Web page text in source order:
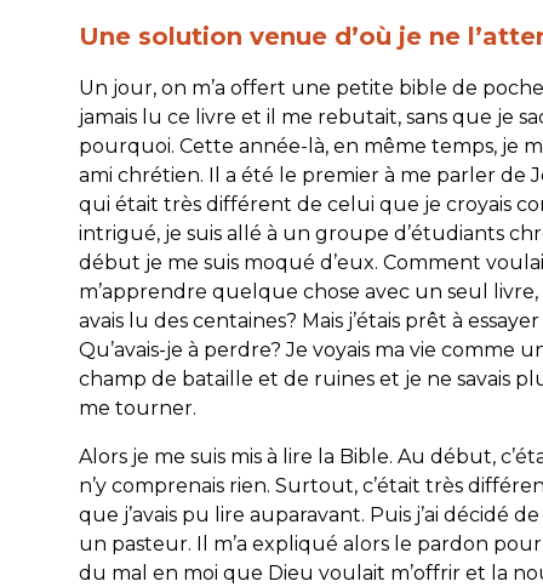
Une solution venue d’où je ne
Un jour, on m’a offert une petite bible de poche.
jamais lu ce livre et il me rebutait, sans que je
pourquoi. Cette année-là, en même temps, je
ami chrétien. Il a été le premier à me parler de
qui était très différent de celui que je croyais
intrigué, je suis allé à un groupe d’étudiants
début je me suis moqué d’eux. Comment
m’apprendre quelque chose avec un seul livre,
avais lu des centaines? Mais j’étais prêt à
Qu’avais-je à perdre? Je voyais ma vie comme
champ de bataille et de ruines et je ne savais
me tourner.
Alors je me suis mis à lire la Bible. Au début,
n’y comprenais rien. Surtout, c’était très
que j’avais pu lire auparavant. Puis j’ai décidé
un pasteur. Il m’a expliqué alors le pardon
du mal en moi que Dieu voulait m’offrir et la